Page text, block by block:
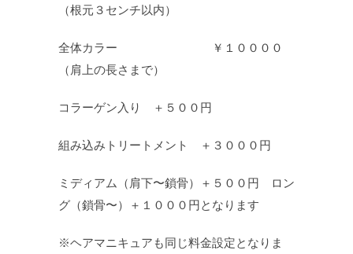
（根元３センチ以内）
全体カラー ￥１００００
（肩上の長さまで）
コラーゲン入り ＋５００円
組み込みトリートメント ＋３０００円
ミディアム（肩下〜鎖骨）＋５００円 ロン
グ（鎖骨〜）＋１０００円となります
※ヘアマニキュアも同じ料金設定となりま